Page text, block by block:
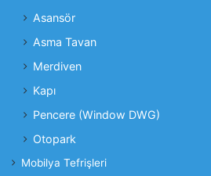
Asansör
Asma Tavan
Merdiven
Kapı
Pencere (Window DWG)
Otopark
Mobilya Tefrişleri